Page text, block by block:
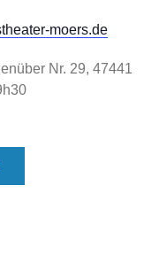
moers.de
Nr. 29, 47441